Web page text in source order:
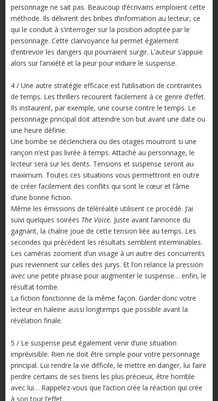
personnage ne sait pas. Beaucoup d’écrivains emploient cette
méthode. Ils délivrent des bribes d’information au lecteur, ce
qui le conduit à s’interroger sur la position adoptée par le
personnage. Cette clairvoyance lui permet également
d’entrevoir les dangers qui pourraient surgir. L’auteur s’appuie
alors sur l’anxiété et la peur pour induire le suspense.
4 / Une autre stratégie efficace est l’utilisation de contraintes
de temps. Les thrillers recourent facilement à ce genre d’effet.
Ils instaurent, par exemple, une course contre le temps. Le
personnage principal doit atteindre son but avant une date ou
une heure définie.
Une bombe se déclenchera ou des otages mourront si une
rançon n’est pas livrée à temps. Attaché au personnage, le
lecteur sera sur les dents. Tensions et suspense seront au
maximum. Toutes ces situations vous permettront en outre
de créer facilement des conflits qui sont le cœur et l’âme
d’une bonne fiction.
Même les émissions de téléréalité utilisent ce procédé. J’ai
suivi quelques soirées The Voice. Juste avant l’annonce du
gagnant, la chaîne joue de cette tension liée au temps. Les
secondes qui précédent les résultats semblent interminables.
Les caméras zooment d’un visage à un autre des concurrents
puis reviennent sur celles des jurys. Et l’on relance la pression
avec une petite phrase pour augmenter le suspense… enfin, le
résultat tombe.
La fiction fonctionne de la même façon. Garder donc votre
lecteur en haleine aussi longtemps que possible avant la
révélation finale.
5 / Le suspense peut également venir d’une situation
imprévisible. Rien ne doit être simple pour votre personnage
principal. Lui rendre la vie difficile, le mettre en danger, lui faire
perdre certains de ses biens les plus précieux, être horrible
avec lui… Rappelez-vous que l’action crée la réaction qui crée
à son tour l’effet.